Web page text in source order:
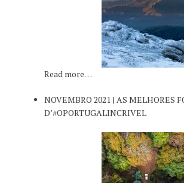
Read more…
NOVEMBRO 2021 | AS MELHORES
D’#OPORTUGALINCRIVEL